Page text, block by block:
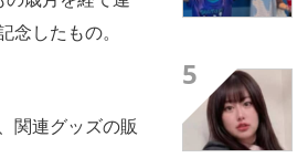
念したもの。
関連グッズの販
5